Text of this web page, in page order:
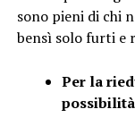
sono pieni di chi
bensì solo furti e
Per la